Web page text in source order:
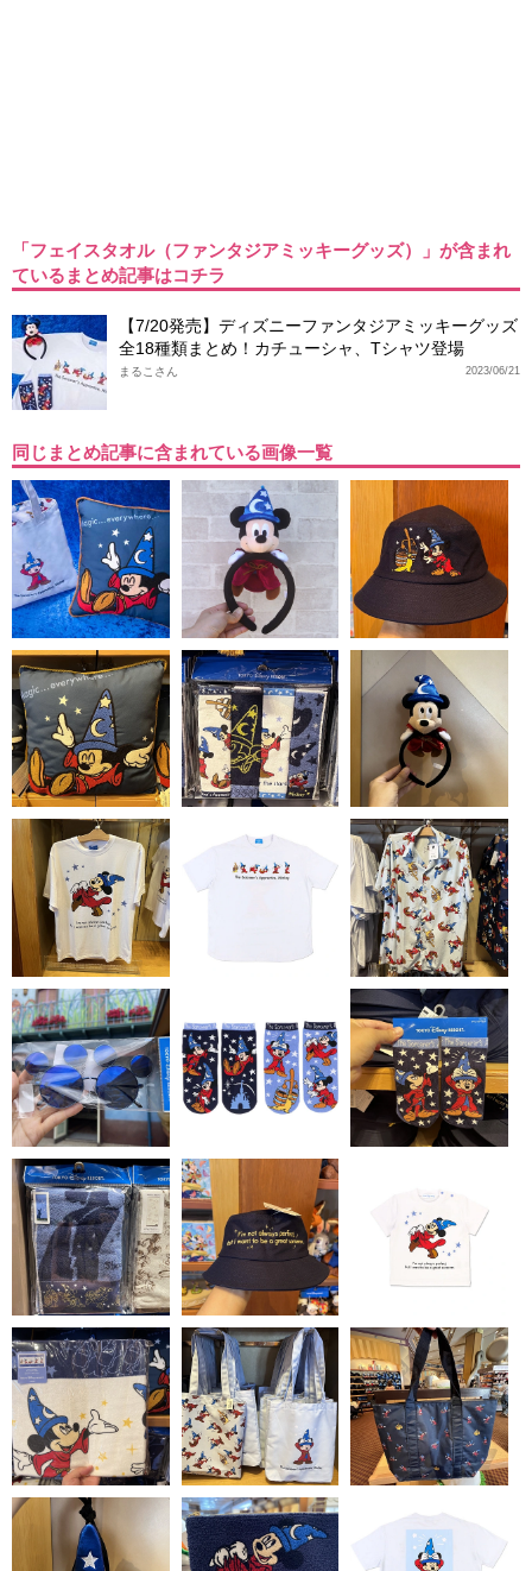
「フェイスタオル（ファンタジアミッキーグッズ）」が含まれ
ているまとめ記事はコチラ
【7/20発売】ディズニーファンタジアミッキーグッズ
全18種類まとめ！カチューシャ、Tシャツ登場
2023/06/21
まるこさん
同じまとめ記事に含まれている画像一覧